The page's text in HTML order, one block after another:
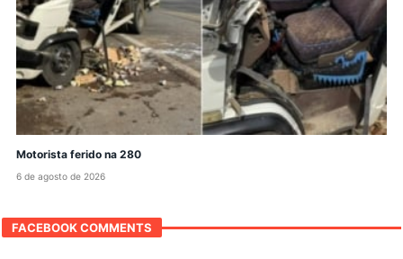
Motorista ferido na 280
6 de agosto de 2026
FACEBOOK COMMENTS